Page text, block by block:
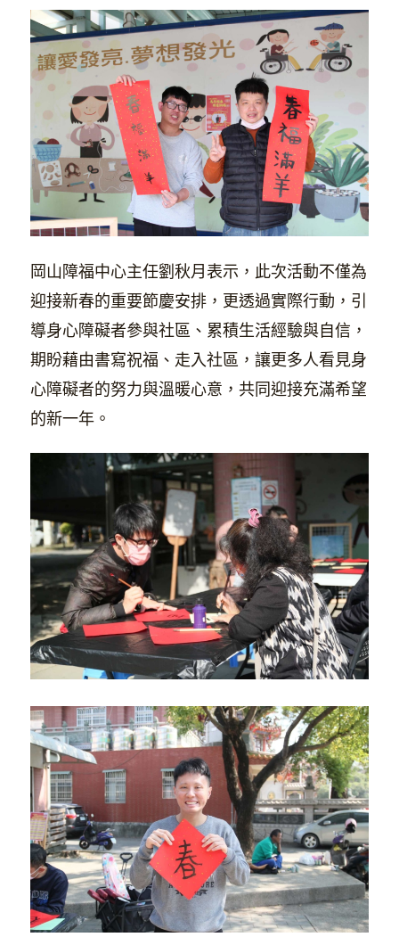
岡山障福中心主任劉秋月表示，此次活動不僅為
迎接新春的重要節慶安排，更透過實際行動，引
導身心障礙者參與社區、累積生活經驗與自信，
期盼藉由書寫祝福、走入社區，讓更多人看見身
心障礙者的努力與溫暖心意，共同迎接充滿希望
的新一年。